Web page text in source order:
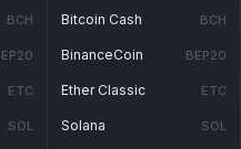
BCH
ETC
SOL
Bitcoin Cash BCH
BinanceCoin BEP20
Ether Classic ETC
Solana SOL